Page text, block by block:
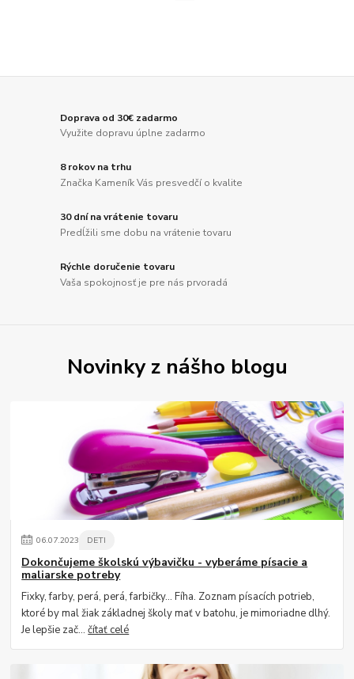
Doprava od 30€ zadarmo
Využite dopravu úplne zadarmo
8 rokov na trhu
Značka Kameník Vás presvedčí o kvalite
30 dní na vrátenie tovaru
Predĺžili sme dobu na vrátenie tovaru
Rýchle doručenie tovaru
Vaša spokojnosť je pre nás prvoradá
Novinky z nášho blogu
06.07.2023 DETI
Dokončujeme školskú výbavičku - vyberáme písacie a
maliarske potreby
Fixky, farby, perá, perá, farbičky... Fíha. Zoznam písacích potrieb,
ktoré by mal žiak základnej školy mať v batohu, je mimoriadne dlhý.
Je lepšie zač...čítať celé